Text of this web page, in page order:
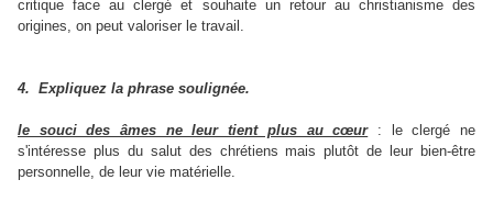
critique face au clergé et souhaite un retour au christianisme des
origines, on peut valoriser le travail.
4. Expliquez la phrase soulignée.
le souci des âmes ne leur tient plus au cœur: le clergé ne
s'intéresse plus du salut des chrétiens mais plutôt de leur bien-être
personnelle, de leur vie matérielle.